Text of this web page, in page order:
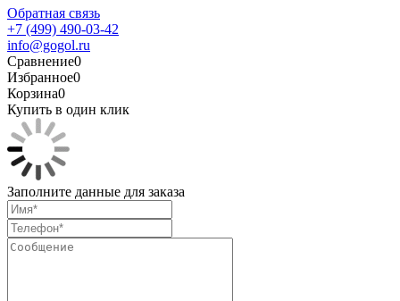
Обратная связь
+7 (499) 490-03-42
info@gogol.ru
Сравнение0
Избранное0
Корзина0
Купить в один клик
Заполните данные для заказа